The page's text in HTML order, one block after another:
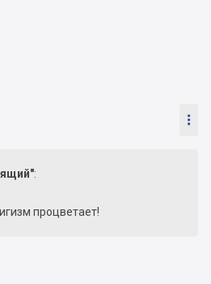

:
процветает!